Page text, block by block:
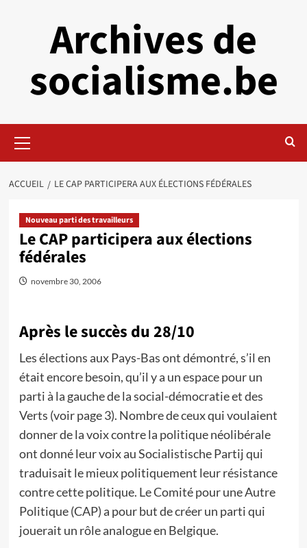
Archives de
socialisme.be
principal
ACCUEIL LE CAP PARTICIPERA AUX ÉLECTIONS FÉDÉRALES
Nouveau parti des travailleurs
Le CAP participera aux élections
fédérales
novembre 30, 2006
Après le succès du 28/10
Les élections aux Pays-Bas ont démontré, s’il en
était encore besoin, qu’il y a un espace pour un
parti à la gauche de la social-démocratie et des
Verts (voir page 3). Nombre de ceux qui voulaient
donner de la voix contre la politique néolibérale
ont donné leur voix au Socialistische Partij qui
traduisait le mieux politiquement leur résistance
contre cette politique. Le Comité pour une Autre
Politique (CAP) a pour but de créer un parti qui
jouerait un rôle analogue en Belgique.